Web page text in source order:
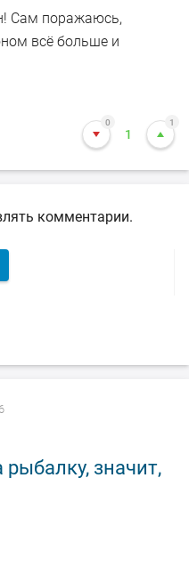
Сам поражаюсь,
всё больше и
0
1
1
комментарии.
значит,